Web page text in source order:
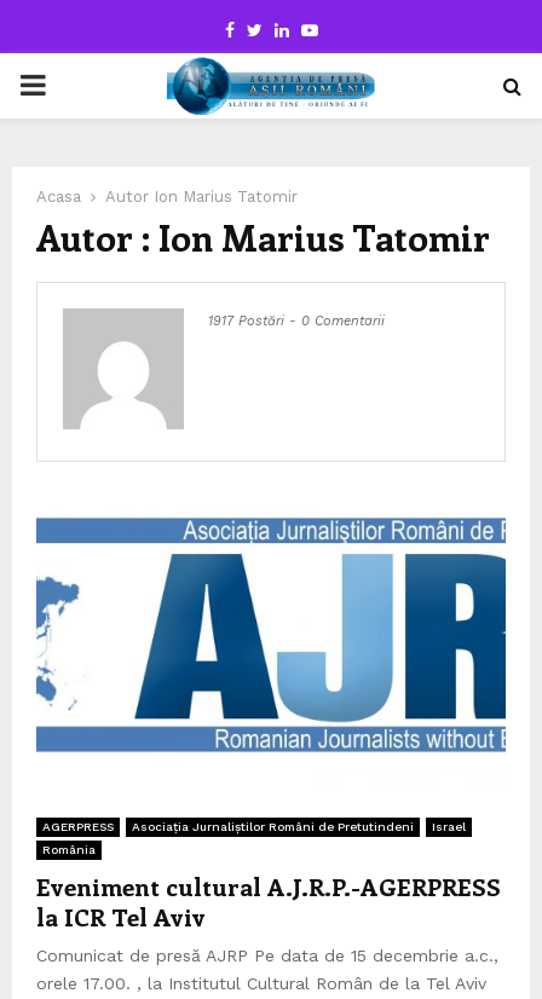
Facebook
TwitterLinkedinYoutube
PRIMARY
Acasa Autor Ion Marius Tatomir
Autor : Ion Marius Tatomir
1917 Postări - 0 Comentarii
AGERPRESS Asociația Jurnaliștilor Români de Pretutindeni
Israel
România
Eveniment cultural A.J.R.P.-AGERPRESS
la ICR Tel Aviv
Comunicat de presă AJRP Pe data de 15 decembrie a.c.,
orele 17.00. , la Institutul Cultural Român de la Tel Aviv